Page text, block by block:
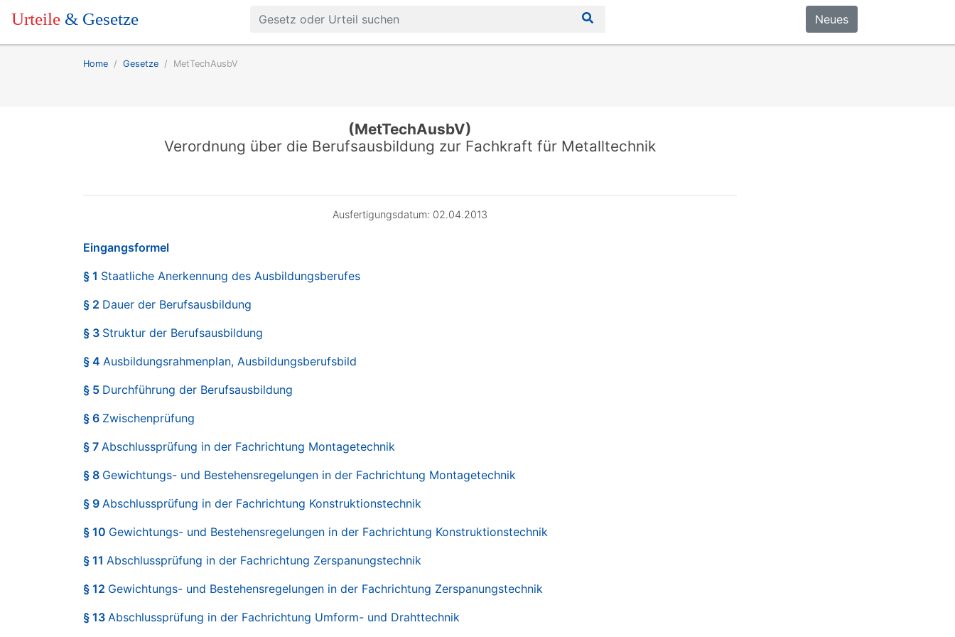
Urteile & Gesetze Neues
Home Gesetze MetTechAusbV
(MetTechAusbV)
Verordnung über die Berufsausbildung zur Fachkraft für Metalltechnik
Ausfertigungsdatum: 02.04.2013
Eingangsformel
§ 1 Staatliche Anerkennung des Ausbildungsberufes
§ 2 Dauer der Berufsausbildung
§ 3 Struktur der Berufsausbildung
§ 4 Ausbildungsrahmenplan, Ausbildungsberufsbild
§ 5 Durchführung der Berufsausbildung
§ 6 Zwischenprüfung
§ 7 Abschlussprüfung in der Fachrichtung Montagetechnik
§ 8 Gewichtungs- und Bestehensregelungen in der Fachrichtung Montagetechnik
§ 9 Abschlussprüfung in der Fachrichtung Konstruktionstechnik
§ 10 Gewichtungs- und Bestehensregelungen in der Fachrichtung Konstruktionstechnik
§ 11 Abschlussprüfung in der Fachrichtung Zerspanungstechnik
§ 12 Gewichtungs- und Bestehensregelungen in der Fachrichtung Zerspanungstechnik
§ 13 Abschlussprüfung in der Fachrichtung Umform- und Drahttechnik